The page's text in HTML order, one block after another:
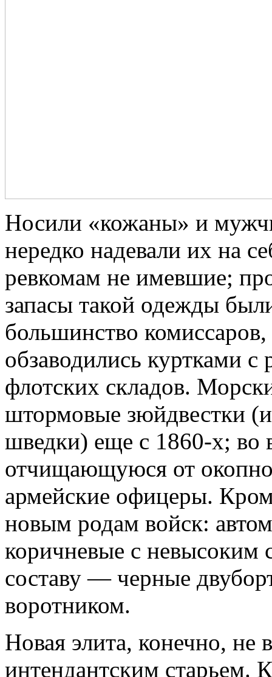
Носили «кожаны» и
нередко надевали их на
ревкомам не имевшие;
запасы такой одежды
большинство
обзаводились куртками
флотских складов.
штормовые зюйдвестки
шведки) еще с 1860-х; во
отчищающуюся от
армейские офицеры.
новым родам войск:
коричневые с невысоким
составу — черные
воротником.
Новая элита, конечно, не
интендантским старьем.